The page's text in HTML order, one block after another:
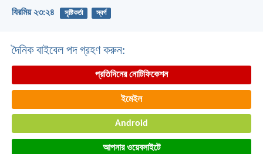
যিরমিয় ২৩:২৪ সৃষ্টিকর্তা স্বর্গ
দৈনিক বাইবেল পদ গ্রহণ করুন:
প্রতিদিনের নোটিফিকেশন
ইমেইল
Android
আপনার ওয়েবসাইটে